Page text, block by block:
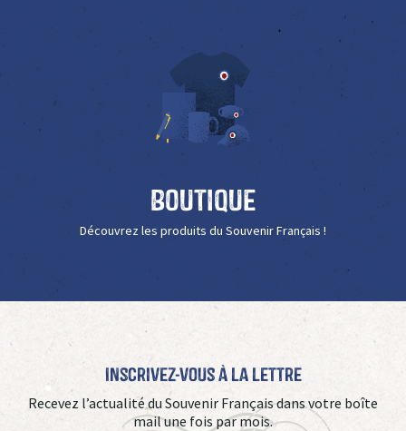
Boutique
Découvrez les produits du Souvenir Français !
Inscrivez-vous à La Lettre
Recevez l’actualité du Souvenir Français dans votre boîte
mail une fois par mois.